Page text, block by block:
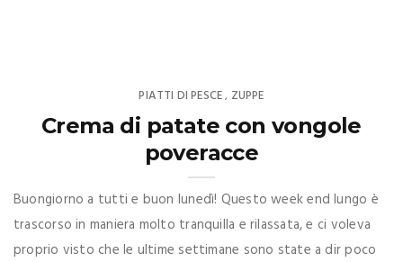
PIATTI DI PESCE, ZUPPE
Crema di patate con vongole
poveracce
Buongiorno a tutti e buon lunedì! Questo week end lungo è
trascorso in maniera molto tranquilla e rilassata, e ci voleva
proprio visto che le ultime settimane sono state a dir poco